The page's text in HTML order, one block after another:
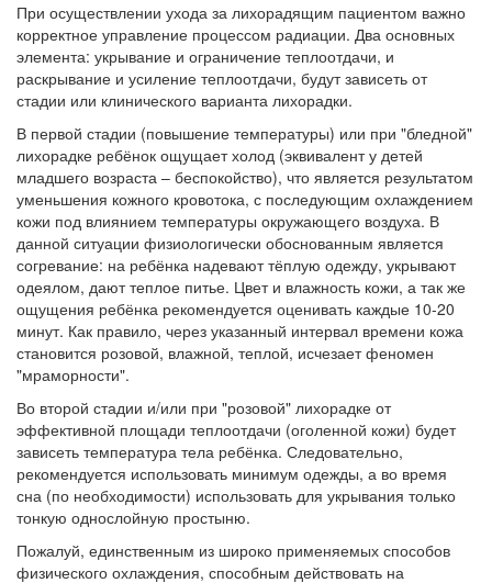
При осуществлении ухода за лихорадящим пациентом важно
корректное управление процессом радиации. Два основных
элемента: укрывание и ограничение теплоотдачи, и
раскрывание и усиление теплоотдачи, будут зависеть от
стадии или клинического варианта лихорадки.
В первой стадии (повышение температуры) или при "бледной"
лихорадке ребёнок ощущает холод (эквивалент у детей
младшего возраста – беспокойство), что является результатом
уменьшения кожного кровотока, с последующим охлаждением
кожи под влиянием температуры окружающего воздуха. В
данной ситуации физиологически обоснованным является
согревание: на ребёнка надевают тёплую одежду, укрывают
одеялом, дают теплое питье. Цвет и влажность кожи, а так же
ощущения ребёнка рекомендуется оценивать каждые 10-20
минут. Как правило, через указанный интервал времени кожа
становится розовой, влажной, теплой, исчезает феномен
"мраморности".
Во второй стадии и/или при "розовой" лихорадке от
эффективной площади теплоотдачи (оголенной кожи) будет
зависеть температура тела ребёнка. Следовательно,
рекомендуется использовать минимум одежды, а во время
сна (по необходимости) использовать для укрывания только
тонкую однослойную простыню.
Пожалуй, единственным из широко применяемых способов
физического охлаждения, способным действовать на